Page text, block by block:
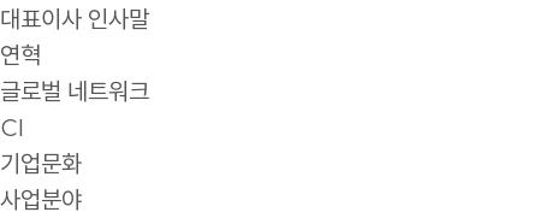
대표이사 인사말
연혁
글로벌 네트워크
CI
기업문화
사업분야